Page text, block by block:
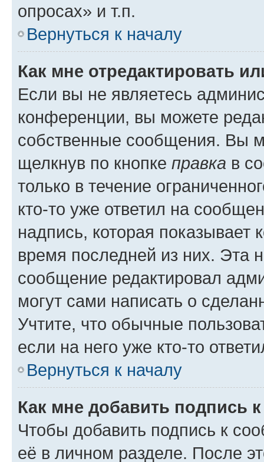
опросах» и т.п.
Вернуться к началу
Как мне отредактировать
Если вы не являетесь
конференции, вы можете
собственные сообщения. Вы
щелкнув по кнопке правка в
только в течение
кто-то уже ответил на
надпись, которая показывает
время последней из них. Эта
сообщение редактировал
могут сами написать о
Учтите, что обычные
если на него уже кто-то
Вернуться к началу
Как мне добавить подпись
Чтобы добавить подпись к
её в личном разделе. После